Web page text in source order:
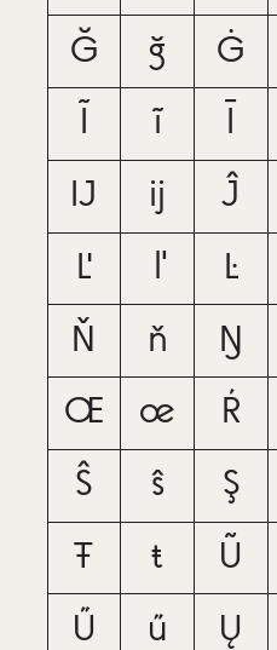
Ğ
ğ Ġ
Ĩ
ĩ Ī
Ĳ
ĳ Ĵ
Ľ
Ŀ
Ň
ň Ŋ
Œ
œ Ŕ
Ŝ
ŝ Ş
Ŧ
ŧ Ũ
Ű
ű Ų